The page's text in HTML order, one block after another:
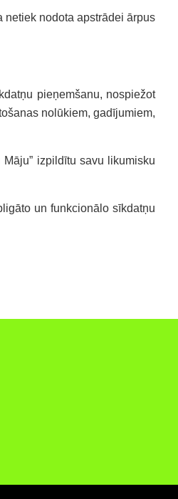
netiek nodota apstrādei ārpus
pieņemšanu, nospiežot
nolūkiem, gadījumiem,
izpildītu savu likumisku
un funkcionālo sīkdatņu